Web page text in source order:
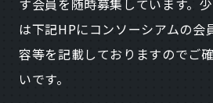
す会員を随時募集しています。
は下記HPにコンソーシアムの会
容等を記載しておりますのでご
いです。